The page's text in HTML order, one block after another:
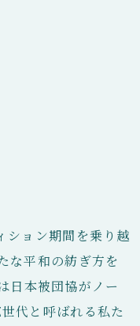
ション期間を乗り越
な平和の紡ぎ方を
日本被団協がノー
代と呼ばれる私た